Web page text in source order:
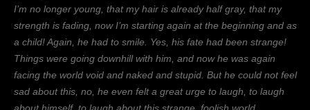
I’m no longer young, that my hair is already half gray, that my
strength is fading, now I’m starting again at the beginning and as
a child! Again, he had to smile. Yes, his fate had been strange!
Things were going downhill with him, and now he was again
facing the world void and naked and stupid. But he could not feel
sad about this, no, he even felt a great urge to laugh, to laugh